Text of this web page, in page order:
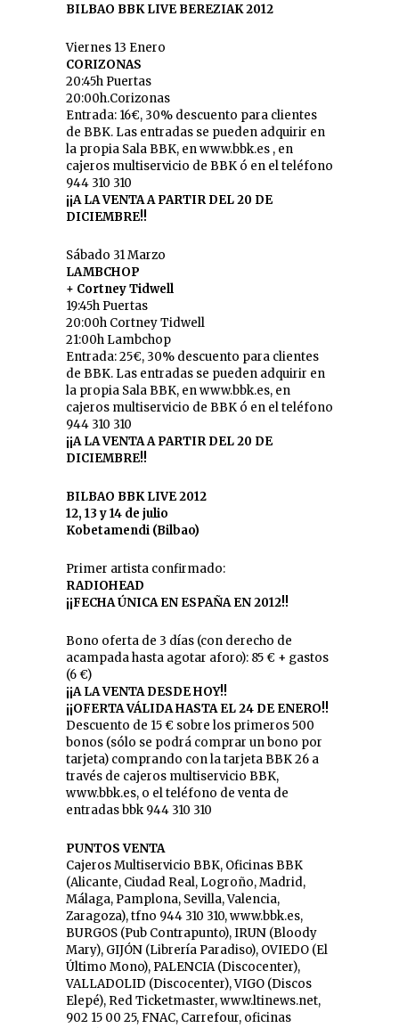
BILBAO BBK LIVE BEREZIAK 2012
Viernes 13 Enero
CORIZONAS
20:45h Puertas
20:00h.Corizonas
Entrada: 16€, 30% descuento para clientes
de BBK. Las entradas se pueden adquirir en
la propia Sala BBK, en www.bbk.es , en
cajeros multiservicio de BBK ó en el teléfono
944 310 310
¡¡A LA VENTA A PARTIR DEL 20 DE
DICIEMBRE!!
Sábado 31 Marzo
LAMBCHOP
+ Cortney Tidwell
19:45h Puertas
20:00h Cortney Tidwell
21:00h Lambchop
Entrada: 25€, 30% descuento para clientes
de BBK. Las entradas se pueden adquirir en
la propia Sala BBK, en www.bbk.es, en
cajeros multiservicio de BBK ó en el teléfono
944 310 310
¡¡A LA VENTA A PARTIR DEL 20 DE
DICIEMBRE!!
BILBAO BBK LIVE 2012
12, 13 y 14 de julio
Kobetamendi (Bilbao)
Primer artista confirmado:
RADIOHEAD
¡¡FECHA ÚNICA EN ESPAÑA EN 2012!!
Bono oferta de 3 días (con derecho de
acampada hasta agotar aforo): 85 € + gastos
(6 €)
¡¡A LA VENTA DESDE HOY!!
¡¡OFERTA VÁLIDA HASTA EL 24 DE ENERO!!
Descuento de 15 € sobre los primeros 500
bonos (sólo se podrá comprar un bono por
tarjeta) comprando con la tarjeta BBK 26 a
través de cajeros multiservicio BBK,
www.bbk.es, o el teléfono de venta de
entradas bbk 944 310 310
PUNTOS VENTA
Cajeros Multiservicio BBK, Oficinas BBK
(Alicante, Ciudad Real, Logroño, Madrid,
Málaga, Pamplona, Sevilla, Valencia,
Zaragoza), tfno 944 310 310, www.bbk.es,
BURGOS (Pub Contrapunto), IRUN (Bloody
Mary), GIJÓN (Librería Paradiso), OVIEDO (El
Último Mono), PALENCIA (Discocenter),
VALLADOLID (Discocenter), VIGO (Discos
Elepé), Red Ticketmaster, www.ltinews.net,
902 15 00 25, FNAC, Carrefour, oficinas